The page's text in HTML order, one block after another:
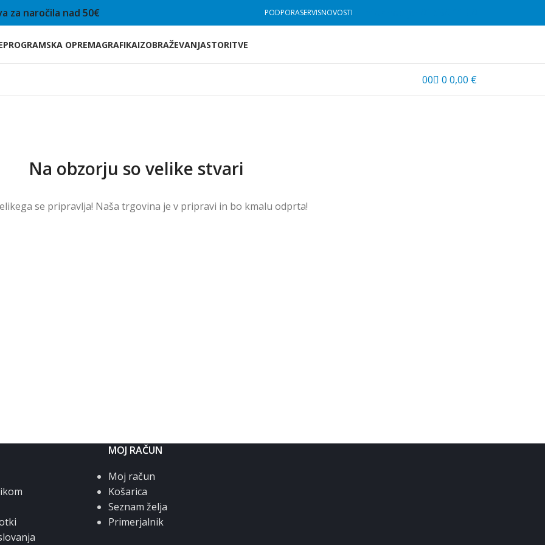
za naročila nad 50€ PODPORASERVISNOVOSTI
PROGRAMSKA OPREMAGRAFIKAIZOBRAŽEVANJASTORITVE
00 0 0,00 €
Na obzorju so velike stvari
se pripravlja! Naša trgovina je v pripravi in ​​bo kmalu odprta!
MOJ RAČUN
Moj račun
Košarica
Seznam želja
Primerjalnik